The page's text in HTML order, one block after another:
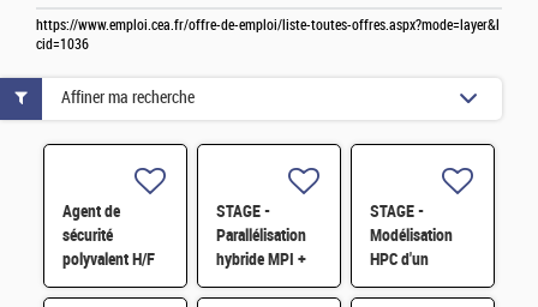
https://www.emploi.cea.fr/offre-de-emploi/liste-toutes-offres.aspx?mode=layer&l
cid=1036
Agent de
sécurité
polyvalent H/F
STAGE -
Parallélisation
hybride MPI +
GPU d'un
STAGE -
Modélisation
HPC d'un
assemblage
Affiner ma recherche